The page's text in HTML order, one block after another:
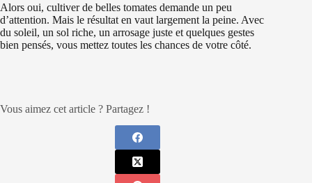
Alors oui, cultiver de belles tomates demande un peu
d’attention. Mais le résultat en vaut largement la peine. Avec
du soleil, un sol riche, un arrosage juste et quelques gestes
bien pensés, vous mettez toutes les chances de votre côté.
Vous aimez cet article ? Partagez !